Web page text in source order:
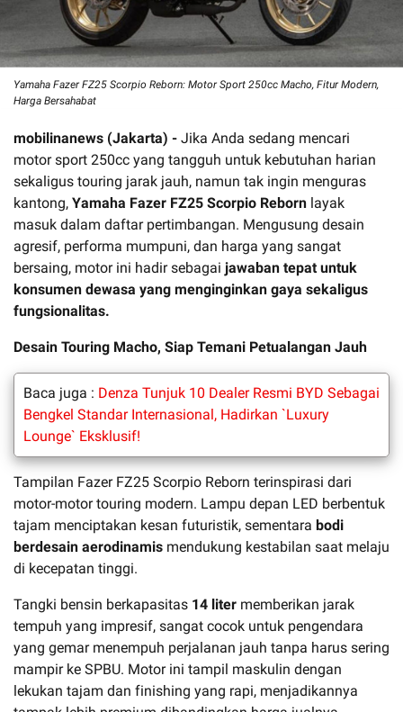
Yamaha Fazer FZ25 Scorpio Reborn: Motor Sport 250cc Macho, Fitur Modern,
Harga Bersahabat
mobilinanews (Jakarta) - Jika Anda sedang mencari
motor sport 250cc yang tangguh untuk kebutuhan harian
sekaligus touring jarak jauh, namun tak ingin menguras
kantong, Yamaha Fazer FZ25 Scorpio Reborn layak
masuk dalam daftar pertimbangan. Mengusung desain
agresif, performa mumpuni, dan harga yang sangat
bersaing, motor ini hadir sebagai jawaban tepat untuk
konsumen dewasa yang menginginkan gaya sekaligus
fungsionalitas.
Desain Touring Macho, Siap Temani Petualangan Jauh
Baca juga : Denza Tunjuk 10 Dealer Resmi BYD Sebagai
Bengkel Standar Internasional, Hadirkan `Luxury
Lounge` Eksklusif!
Tampilan Fazer FZ25 Scorpio Reborn terinspirasi dari
motor-motor touring modern. Lampu depan LED berbentuk
tajam menciptakan kesan futuristik, sementara bodi
berdesain aerodinamis mendukung kestabilan saat melaju
di kecepatan tinggi.
Tangki bensin berkapasitas 14 liter memberikan jarak
tempuh yang impresif, sangat cocok untuk pengendara
yang gemar menempuh perjalanan jauh tanpa harus sering
mampir ke SPBU. Motor ini tampil maskulin dengan
lekukan tajam dan finishing yang rapi, menjadikannya